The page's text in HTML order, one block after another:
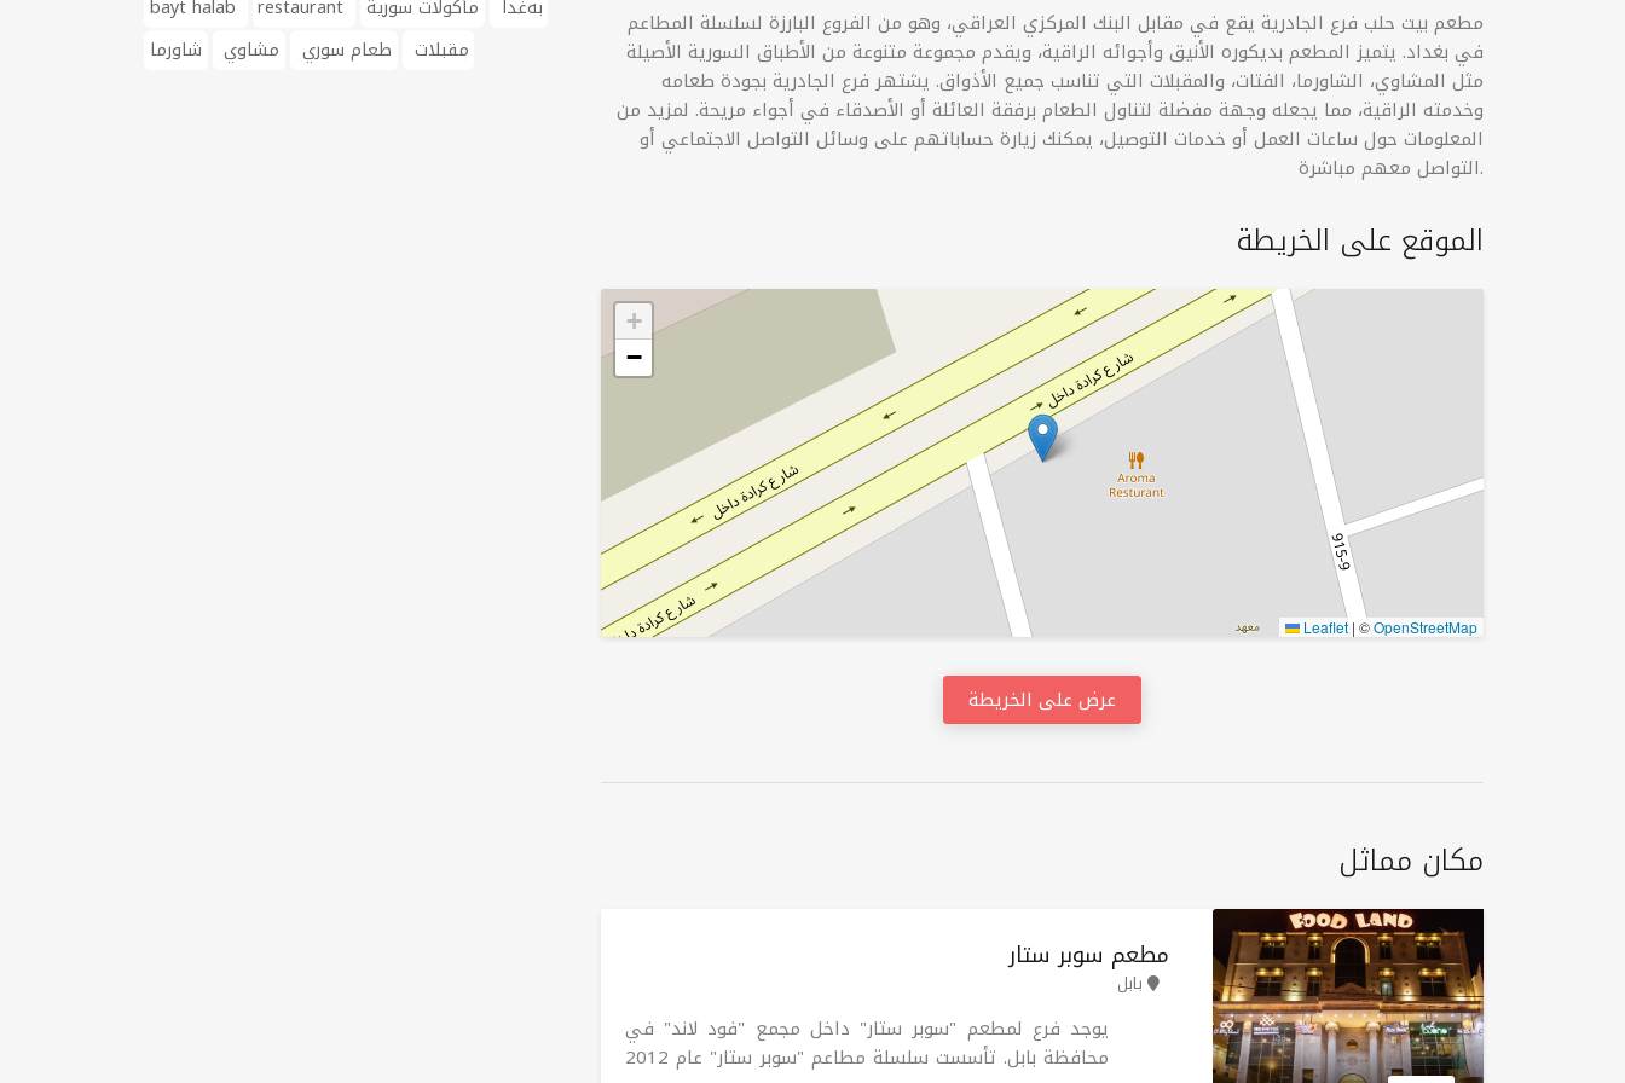
bayt halab restaurant بەغدا
مأكولات سورية
مقبلات
طعام سوري مشاوي شاورما
مطعم بيت حلب فرع الجادرية يقع في مقابل البنك المركزي العراقي، وهو من الفروع البارزة لسلسلة المطاعم
في بغداد. يتميز المطعم بديكوره الأنيق وأجوائه الراقية، ويقدم مجموعة متنوعة من الأطباق السورية الأصيلة
مثل المشاوي، الشاورما، الفتات، والمقبلات التي تناسب جميع الأذواق. يشتهر فرع الجادرية بجودة طعامه
وخدمته الراقية، مما يجعله وجهة مفضلة لتناول الطعام برفقة العائلة أو الأصدقاء في أجواء مريحة. لمزيد من
المعلومات حول ساعات العمل أو خدمات التوصيل، يمكنك زيارة حساباتهم على وسائل التواصل الاجتماعي أو
التواصل معهم مباشرة.
الموقع على الخريطة
+
−
Leaflet | ©OpenStreetMap
عرض على الخريطة
مكان مماثل
مطعم سوبر ستار
بابل
يوجد فرع لمطعم "سوبر ستار" داخل مجمع "فود لاند" في
محافظة بابل. تأسست سلسلة مطاعم "سوبر ستار" عام 2012